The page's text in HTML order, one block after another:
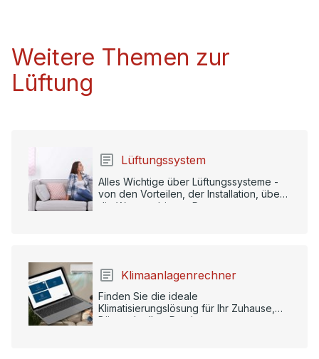
Weitere Themen zur
Lüftung
Lüftungssystem
Alles Wichtige über Lüftungssysteme -
von den Vorteilen, der Installation, über
die Wartung bis zur Reparatur.
Klimaanlagenrechner
Finden Sie die ideale
Klimatisierungslösung für Ihr Zuhause,
Büro oder Ihre Praxis.